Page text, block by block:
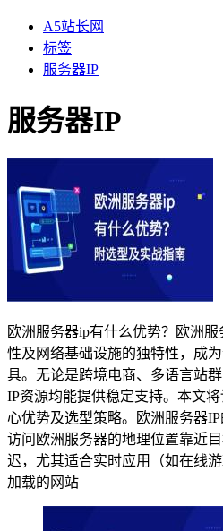
A5站长网
标签
服务器IP
服务器IP
欧洲服务器ip有什么优势？欧洲
性及网络基础设施的独特性，成
具。无论是跨境电商、多语言站
IP资源均能提供稳定支持。本文
心优势及选型策略。欧洲服务器
访问欧洲服务器的地理位置靠近
迟，尤其适合实时应用（如在线
加载的网站